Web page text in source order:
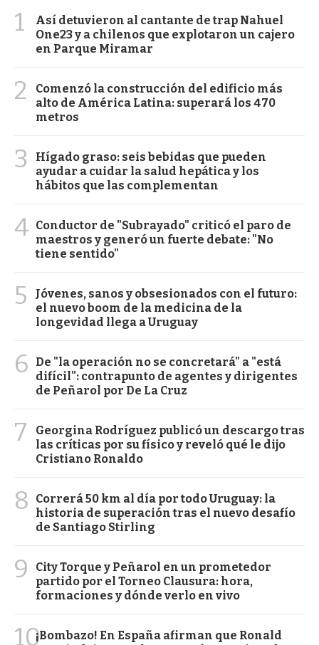
1
Así detuvieron al cantante de trap Nahuel
One23 y a chilenos que explotaron un cajero
en Parque Miramar
2
Comenzó la construcción del edificio más
alto de América Latina: superará los 470
metros
3
Hígado graso: seis bebidas que pueden
ayudar a cuidar la salud hepática y los
hábitos que las complementan
4 Conductor de "Subrayado" criticó el paro de
maestros y generó un fuerte debate: "No
tiene sentido"
5
Jóvenes, sanos y obsesionados con el futuro:
el nuevo boom de la medicina de la
longevidad llega a Uruguay
6
De "la operación no se concretará" a "está
difícil": contrapunto de agentes y dirigentes
de Peñarol por De La Cruz
7
Georgina Rodríguez publicó un descargo tras
las críticas por su físico y reveló qué le dijo
Cristiano Ronaldo
8
Correrá 50 km al día por todo Uruguay: la
historia de superación tras el nuevo desafío
de Santiago Stirling
9
City Torque y Peñarol en un prometedor
partido por el Torneo Clausura: hora,
formaciones y dónde verlo en vivo
10¡Bombazo! En España afirman que Ronald